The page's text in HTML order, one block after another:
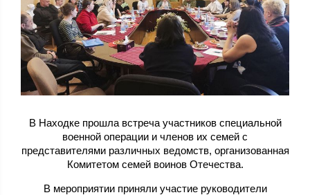
В Находке прошла встреча участников специальной
военной операции и членов их семей с
представителями различных ведомств, организованная
Комитетом семей воинов Отечества.
В мероприятии приняли участие руководители